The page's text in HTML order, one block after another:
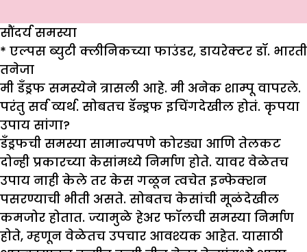
सौंदर्य समस्या
* एल्पस ब्युटी क्लीनिकच्या फाउंडर, डायरेक्टर डॉ. भारती
तनेजा
मी डँड्रफ समस्येने त्रासली आहे. मी अनेक शाम्पू वापरले.
परंतु सर्व व्यर्थ. सोबतच डॅन्ड्रफ इचिंगदेखील होतं. कृपया
उपाय सांगा?
डँड्रफची समस्या सामान्यपणे कोरड्या आणि तेलकट
दोन्ही प्रकारच्या केसांमध्ये निर्माण होते. यावर वेळेतच
उपाय नाही केले तर केस गळून त्वचेत इन्फेक्शन
पसरण्याची भीती असते. सोबतच केसांची मूळंदेखील
कमजोर होतात. ज्यामुळे हेअर फॉलची समस्या निर्माण
होते, म्हणून वेळेतच उपचार आवश्यक आहेत. यासाठी